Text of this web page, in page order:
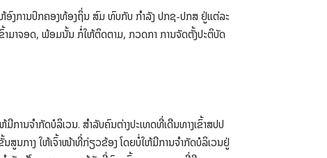
ຫ້ອົງການປົກຄອງທ້ອງຖິ່ນ ສົມ ທົບກັບ ກໍາລັງ ປກຊ-ປກສ ຢູ່ແຕ່ລະ
ມາຈອດ, ພ້ອມນັ້ນ ກໍ່ໃຫ້ຕິດຕາມ, ກວດກາ ການຈັດຕັ້ງປະຕິບັດ
ການຈຳກັດບໍລິເວນ. ສຳລັບຄົນຕ່າງປະເທດທີ່ເດີນທາງເຂົ້າສປປ
ສູນກາງ ໃຫ້ເຈົ້າໜ້າທີ່ກ່ຽວຂ້ອງ ໂດຍບໍ່ໃຫ້ມີການຈຳກັດບໍລິເວນຢູ່